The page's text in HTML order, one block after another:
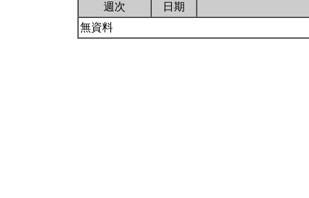
週次
日期
無資料